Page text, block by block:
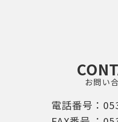
お問い
電話番号：